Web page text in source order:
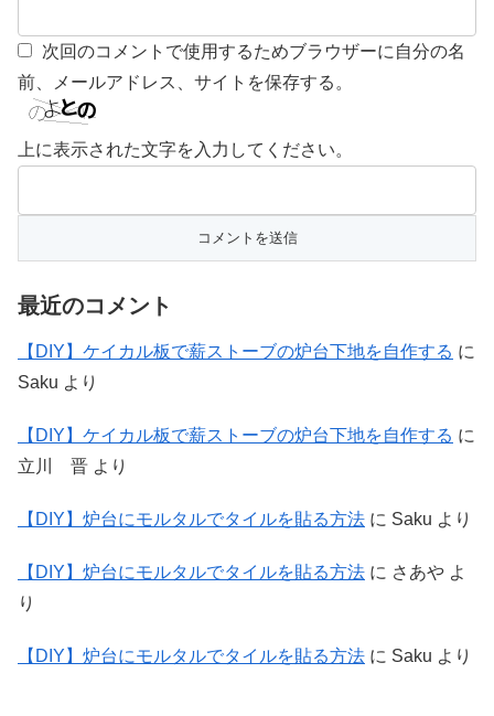
次回のコメントで使用するためブラウザーに自分の名
前、メールアドレス、サイトを保存する。
上に表示された文字を入力してください。
最近のコメント
【DIY】ケイカル板で薪ストーブの炉台下地を自作する に
Saku より
【DIY】ケイカル板で薪ストーブの炉台下地を自作する に
立川 晋 より
【DIY】炉台にモルタルでタイルを貼る方法 に Saku より
【DIY】炉台にモルタルでタイルを貼る方法 に さあや よ
り
【DIY】炉台にモルタルでタイルを貼る方法 に Saku より